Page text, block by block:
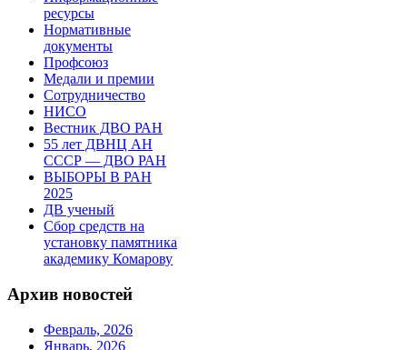
ресурсы
Нормативные
документы
Профсоюз
Медали и премии
Сотрудничество
НИСО
Вестник ДВО РАН
55 лет ДВНЦ АН
СССР — ДВО РАН
ВЫБОРЫ В РАН
2025
ДВ ученый
Сбор средств на
установку памятника
академику Комарову
Архив новостей
Февраль, 2026
Январь, 2026